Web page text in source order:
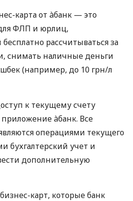
карта от àбанк — это
ФЛП и юрлиц,
рассчитываться за
снимать наличные деньги
(например, до 10 грн/л
к текущему счету
àбанк. Все
операциями текущего
бухгалтерский учет и
дополнительную
карт, которые банк